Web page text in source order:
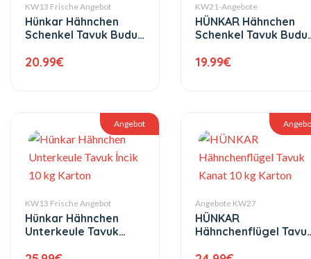
KW13 Frische Angebot
Hünkar Hähnchen
Schenkel Tavuk Budu
20.99€
KW21-Angebote
HÜNKAR Hähnchen
Schenkel Tavuk Budu
19.99€
Angebot
KW13 Frische Angebot
Hünkar Hähnchen
Unterkeule Tavuk
Angebote KW27
HÜNKAR
Hähnchenflügel